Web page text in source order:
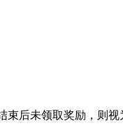
后未领取奖励，则视